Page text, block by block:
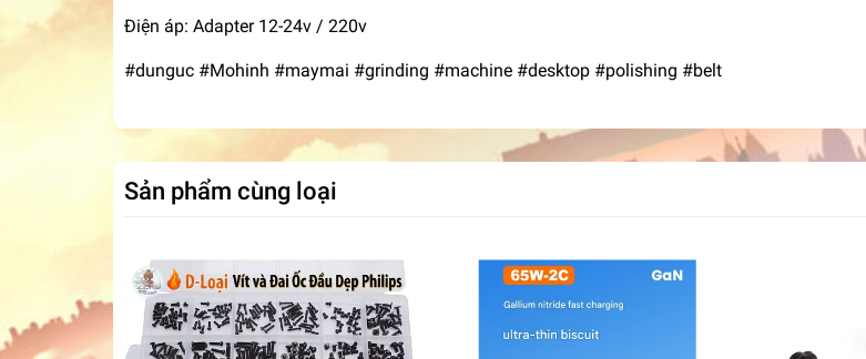
Điện áp: Adapter 12-24v / 220v
#dunguc #Mohinh #maymai #grinding #machine #desktop #polishing #belt
Sản phẩm cùng loại